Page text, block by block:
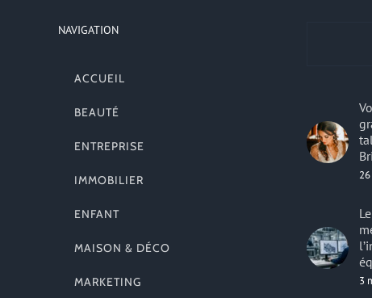
NAVIGATION
ACCUEIL
BEAUTÉ
ENTREPRISE
IMMOBILIER
ENFANT
MAISON & DÉCO
MARKETING 3